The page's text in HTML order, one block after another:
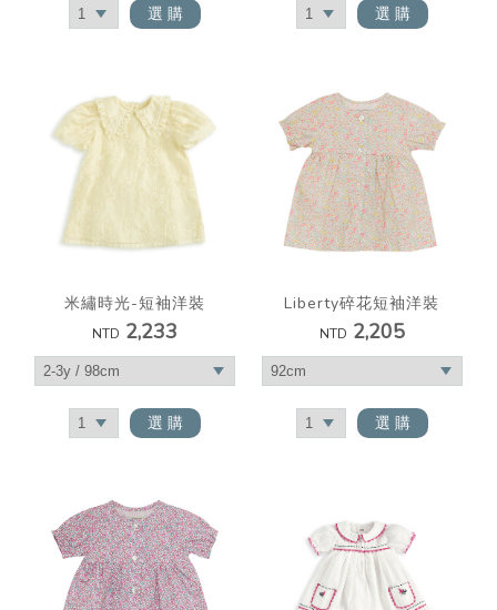
選 購 選 購
米繡時光-短袖洋裝
NTD 2,233
選 購
Liberty碎花短袖洋裝
NTD 2,205
選 購